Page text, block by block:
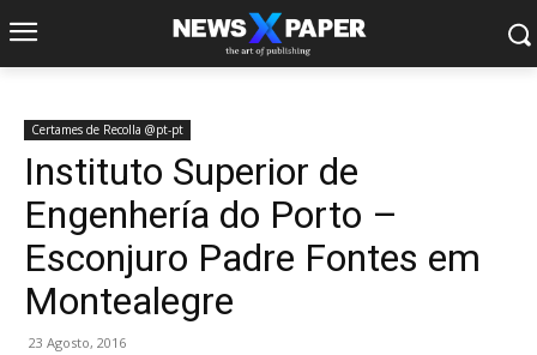
Certames de Recolla @pt-pt
Instituto Superior de
Engenhería do Porto –
Esconjuro Padre Fontes em
Montealegre
23 Agosto, 2016